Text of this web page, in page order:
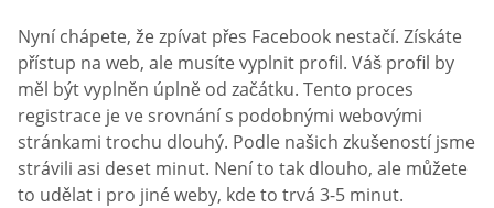
Nyní chápete, že zpívat přes Facebook nestačí. Získáte
přístup na web, ale musíte vyplnit profil. Váš profil by
měl být vyplněn úplně od začátku. Tento proces
registrace je ve srovnání s podobnými webovými
stránkami trochu dlouhý. Podle našich zkušeností jsme
strávili asi deset minut. Není to tak dlouho, ale můžete
to udělat i pro jiné weby, kde to trvá 3-5 minut.